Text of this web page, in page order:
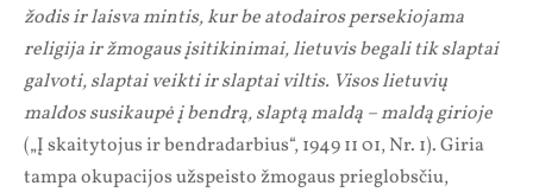
žodis ir laisva mintis, kur be atodairos persekiojama
religija ir žmogaus įsitikinimai, lietuvis begali tik slaptai
galvoti, slaptai veikti ir slaptai viltis. Visos lietuvių
maldos susikaupė į bendrą, slaptą maldą – maldą girioje
(„Į skaitytojus ir bendradarbius“, 1949 11 01, Nr. 1). Giria
tampa okupacijos užspeisto žmogaus prieglobsčiu,